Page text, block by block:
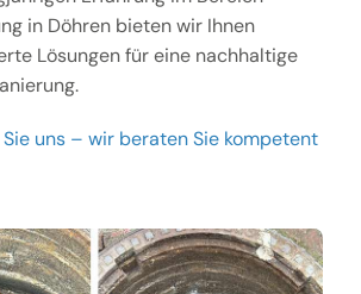
in Döhren bieten wir Ihnen
Lösungen für eine nachhaltige
uns – wir beraten Sie kompetent